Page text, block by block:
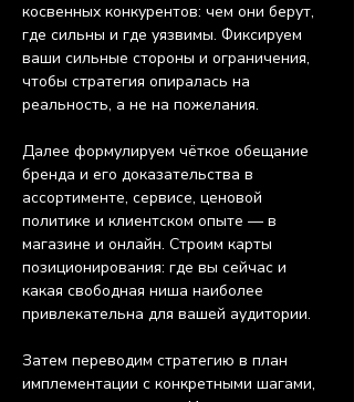
косвенных конкурентов: чем они берут,
где сильны и где уязвимы. Фиксируем
ваши сильные стороны и ограничения,
чтобы стратегия опиралась на
реальность, а не на пожелания.
Далее формулируем чёткое обещание
бренда и его доказательства в
ассортименте, сервисе, ценовой
политике и клиентском опыте — в
магазине и онлайн. Строим карты
позиционирования: где вы сейчас и
какая свободная ниша наиболее
привлекательна для вашей аудитории.
Затем переводим стратегию в план
имплементации с конкретными шагами,